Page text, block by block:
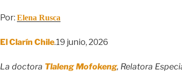
Por: Elena Rusca
El Clarín Chile.19 junio, 2026
La doctora Tlaleng Mofokeng, Relatora